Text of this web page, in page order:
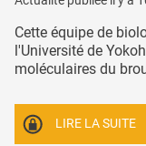
Cette équipe de
l'Université de
moléculaires du
LIRE LA SUITE